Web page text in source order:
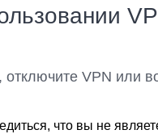
отключите VPN или
что вы не